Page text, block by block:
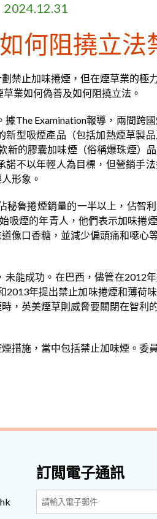
2024.12.31
何阻撓立法
禁止加味捲煙，但在煙草業的
業如何偽善及如何阻撓立法。
The Examination報導，兩間跨
型吸煙產品（包括加熱煙草製
的膠囊加味煙（俗稱爆珠煙）
不以年輕人為目標，但營銷手
形象。
魯捲煙銷量的一半以上，佔智
煙的年青人，他們表示加味捲
像口香糖，並減少偏頭痛和噁心
能成功。在巴西，儘管在2012
年提出禁止加味捲煙和薄荷
，英美煙草則威脅要關閉在智利
措施，當中包括禁止加味煙。
訂閲電子通訊